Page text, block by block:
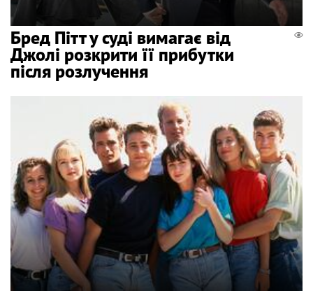
Бред Пітт у суді вимагає від
Джолі розкрити її прибутки
після розлучення